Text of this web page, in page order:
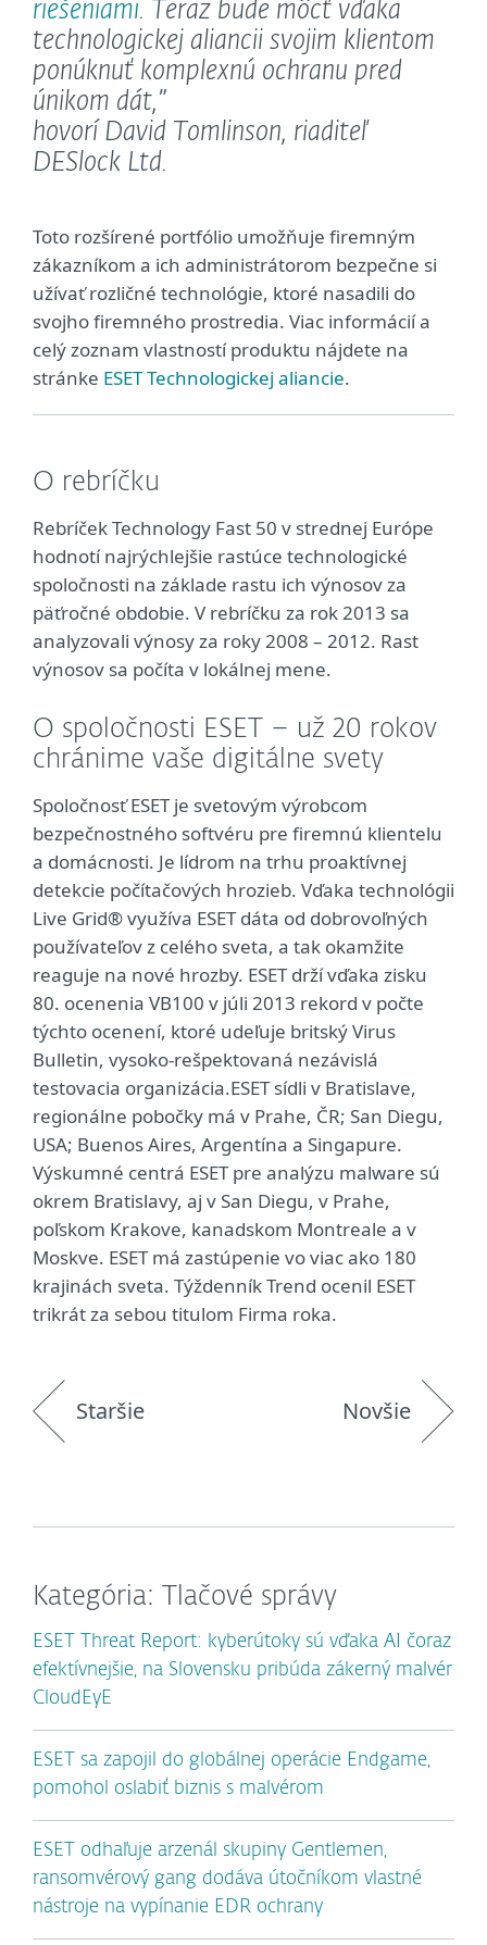
riešeniami. Teraz bude môcť vďaka
technologickej aliancii svojim klientom
ponúknuť komplexnú ochranu pred
únikom dát,”
hovorí David Tomlinson, riaditeľ
DESlock Ltd.
Toto rozšírené portfólio umožňuje firemným
zákazníkom a ich administrátorom bezpečne si
užívať rozličné technológie, ktoré nasadili do
svojho firemného prostredia. Viac informácií a
celý zoznam vlastností produktu nájdete na
stránke ESET Technologickej aliancie.
O rebríčku
Rebríček Technology Fast 50 v strednej Európe
hodnotí najrýchlejšie rastúce technologické
spoločnosti na základe rastu ich výnosov za
päťročné obdobie. V rebríčku za rok 2013 sa
analyzovali výnosy za roky 2008 – 2012. Rast
výnosov sa počíta v lokálnej mene.
O spoločnosti ESET – už 20 rokov
chránime vaše digitálne svety
Spoločnosť ESET je svetovým výrobcom
bezpečnostného softvéru pre firemnú klientelu
a domácnosti. Je lídrom na trhu proaktívnej
detekcie počítačových hrozieb. Vďaka technológii
Live Grid® využíva ESET dáta od dobrovoľných
používateľov z celého sveta, a tak okamžite
reaguje na nové hrozby. ESET drží vďaka zisku
80. ocenenia VB100 v júli 2013 rekord v počte
týchto ocenení, ktoré udeľuje britský Virus
Bulletin, vysoko-rešpektovaná nezávislá
testovacia organizácia.ESET sídli v Bratislave,
regionálne pobočky má v Prahe, ČR; San Diegu,
USA; Buenos Aires, Argentína a Singapure.
Výskumné centrá ESET pre analýzu malware sú
okrem Bratislavy, aj v San Diegu, v Prahe,
poľskom Krakove, kanadskom Montreale a v
Moskve. ESET má zastúpenie vo viac ako 180
krajinách sveta. Týždenník Trend ocenil ESET
trikrát za sebou titulom Firma roka.
Staršie Novšie
Kategória: Tlačové správy
ESET Threat Report: kyberútoky sú vďaka AI čoraz
efektívnejšie, na Slovensku pribúda zákerný malvér
CloudEyE
ESET sa zapojil do globálnej operácie Endgame,
pomohol oslabiť biznis s malvérom
ESET odhaľuje arzenál skupiny Gentlemen,
ransomvérový gang dodáva útočníkom vlastné
nástroje na vypínanie EDR ochrany